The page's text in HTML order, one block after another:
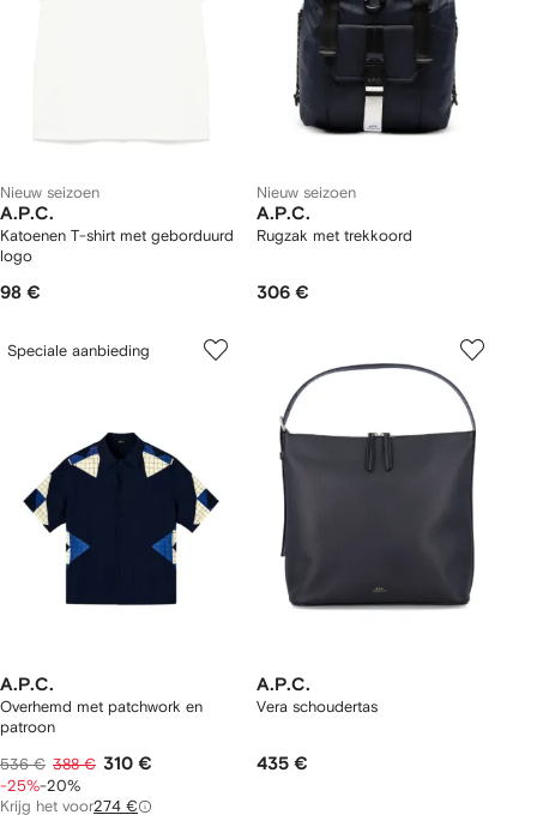
Nieuw seizoen
A.P.C.
Katoenen T-shirt met geborduurd
logo
98 €
Nieuw seizoen
A.P.C.
Rugzak met trekkoord
306 €
Speciale aanbieding
A.P.C.
Overhemd met patchwork en
patroon
536 € 388 € 310 €
-25%-20%
Krijg het voor274 €
A.P.C.
Vera schoudertas
435 €